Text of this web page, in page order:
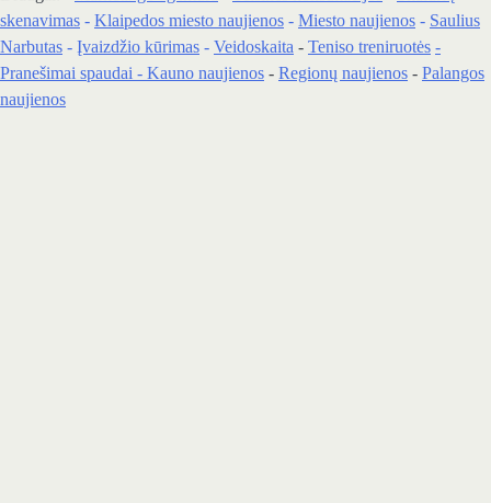
skenavimas - Klaipedos miesto naujienos - Miesto naujienos - Saulius
Narbutas - Įvaizdžio kūrimas - Veidoskaita - Teniso treniruotės -
Pranešimai spaudai - Kauno naujienos - Regionų naujienos - Palangos
naujienos